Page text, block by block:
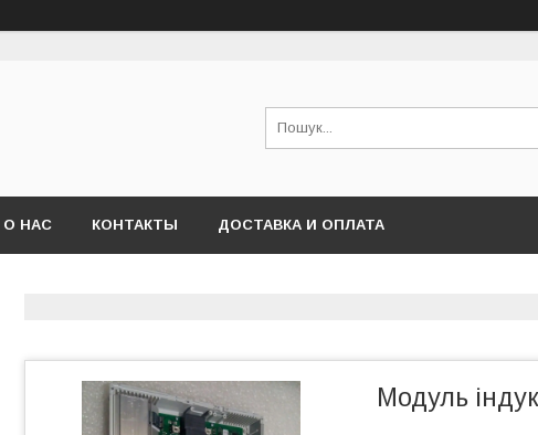
О НАС КОНТАКТЫ ДОСТАВКА И ОПЛАТА
Модуль